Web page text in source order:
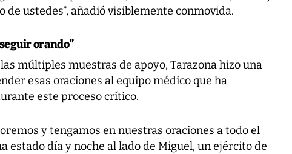
de ustedes”, añadió visiblemente conmovida.
orando”
múltiples muestras de apoyo, Tarazona hizo una
esas oraciones al equipo médico que ha
este proceso crítico.
y tengamos en nuestras oraciones a todo el
estado día y noche al lado de Miguel, un ejército de